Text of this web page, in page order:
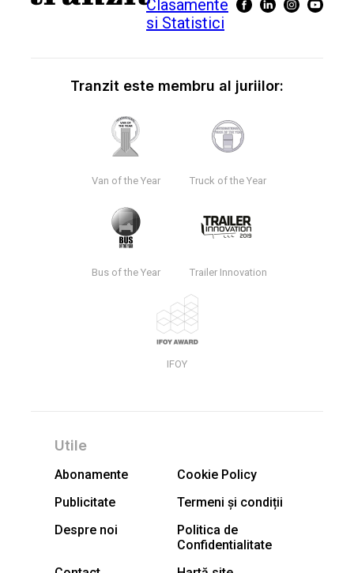
Tranzit este membru al juriilor:
Van of the Year Truck of the Year
Bus of the Year Trailer Innovation
IFOY
Utile
Abonamente
Cookie Policy
Publicitate
Termeni și condiții
Despre noi
Politica de
Confidentialitate